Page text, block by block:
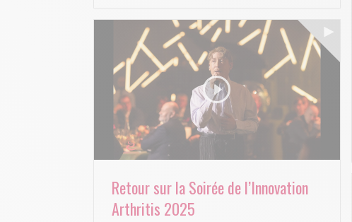
Retour sur la Soirée de l’Innovation
Arthritis 2025